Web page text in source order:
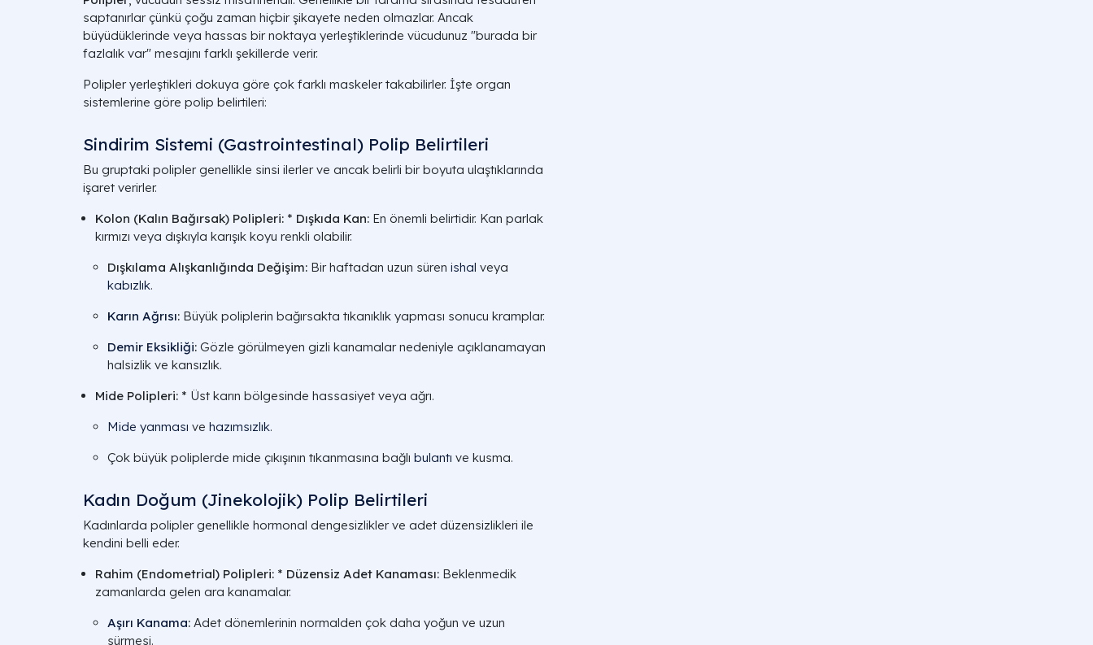
saptanırlar çünkü çoğu zaman hiçbir şikayete neden olmazlar. Ancak
büyüdüklerinde veya hassas bir noktaya yerleştiklerinde vücudunuz "burada bir
fazlalık var" mesajını farklı şekillerde verir.
Polipler yerleştikleri dokuya göre çok farklı maskeler takabilirler. İşte organ
sistemlerine göre polip belirtileri:
Sindirim Sistemi (Gastrointestinal) Polip Belirtileri
Bu gruptaki polipler genellikle sinsi ilerler ve ancak belirli bir boyuta ulaştıklarında
işaret verirler.
Kolon (Kalın Bağırsak) Polipleri: * Dışkıda Kan: En önemli belirtidir. Kan parlak
kırmızı veya dışkıyla karışık koyu renkli olabilir.
Dışkılama Alışkanlığında Değişim: Bir haftadan uzun süren ishal veya
kabızlık.
Karın Ağrısı: Büyük poliplerin bağırsakta tıkanıklık yapması sonucu kramplar.
Demir Eksikliği: Gözle görülmeyen gizli kanamalar nedeniyle açıklanamayan
halsizlik ve kansızlık.
Mide Polipleri: * Üst karın bölgesinde hassasiyet veya ağrı.
Mide yanması ve hazımsızlık.
Çok büyük poliplerde mide çıkışının tıkanmasına bağlı bulantı ve kusma.
Kadın Doğum (Jinekolojik) Polip Belirtileri
Kadınlarda polipler genellikle hormonal dengesizlikler ve adet düzensizlikleri ile
kendini belli eder.
Rahim (Endometrial) Polipleri: * Düzensiz Adet Kanaması: Beklenmedik
zamanlarda gelen ara kanamalar.
Aşırı Kanama: Adet dönemlerinin normalden çok daha yoğun ve uzun
sürmesi.